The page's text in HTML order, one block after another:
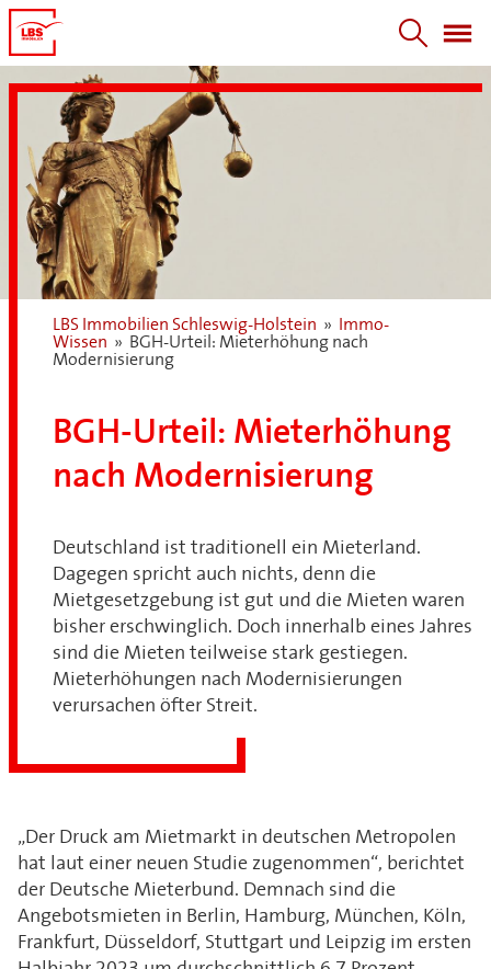
LBS Immobilien Schleswig-Holstein »
Immo-
Wissen » BGH-Urteil: Mieterhöhung nach
Modernisierung
BGH-Urteil: Mieterhöhung
nach Modernisierung
Deutschland ist traditionell ein Mieterland.
Dagegen spricht auch nichts, denn die
Mietgesetzgebung ist gut und die Mieten waren
bisher erschwinglich. Doch innerhalb eines Jahres
sind die Mieten teilweise stark gestiegen.
Mieterhöhungen nach Modernisierungen
verursachen öfter Streit.
„Der Druck am Mietmarkt in deutschen Metropolen
hat laut einer neuen Studie zugenommen“, berichtet
der Deutsche Mieterbund. Demnach sind die
Angebotsmieten in Berlin, Hamburg, München, Köln,
Frankfurt, Düsseldorf, Stuttgart und Leipzig im ersten